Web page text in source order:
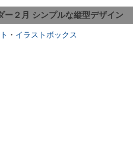
ー２月 シンプルな縦型デザイン
・ イラストボックス